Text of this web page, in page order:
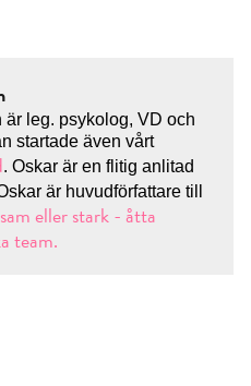
är leg. psykolog, VD och
startade även vårt
. Oskar är en flitig anlitad
är huvudförfattare till
eller stark - åtta
team.